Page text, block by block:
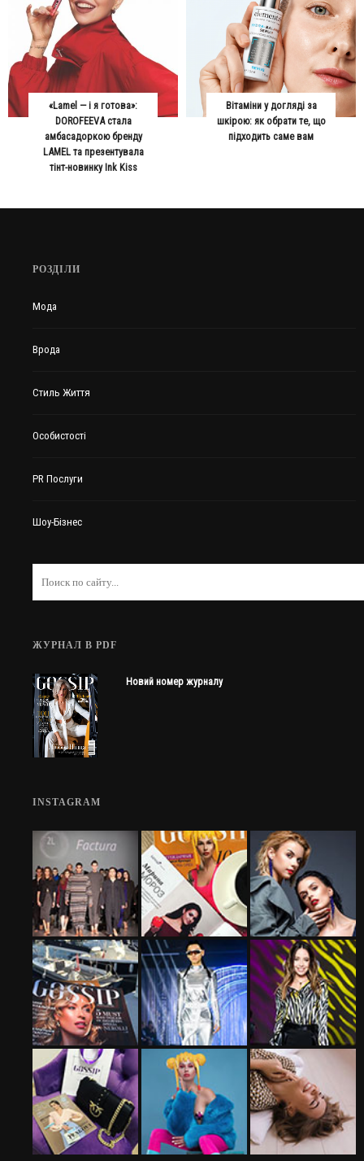
«Lamel — і я готова»:
DOROFEEVA стала
амбасадоркою бренду
LAMEL та презентувала
тінт-новинку Ink Kiss
Вітаміни у догляді за
шкірою: як обрати те, що
підходить саме вам
РОЗДІЛИ
Мода
Врода
Стиль Життя
Особистості
PR Послуги
Шоу-Бізнес
ЖУРНАЛ В PDF
Новий номер журналу
INSTAGRAM